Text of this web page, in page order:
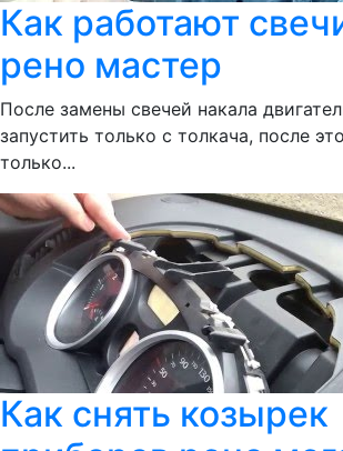
Как работают
рено мастер
После замены свечей накала
запустить только с толкача, после
только...
Как снять козырек